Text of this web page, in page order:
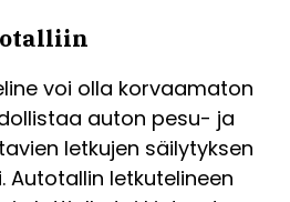
voi olla korvaamaton
auton pesu- ja
letkujen säilytyksen
Autotallin letkutelineen